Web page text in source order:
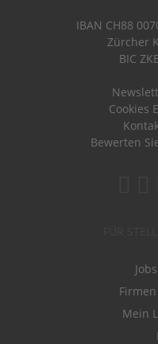
IBAN CH88
Zürcher
BIC
Cookies
Bewerten
Mein